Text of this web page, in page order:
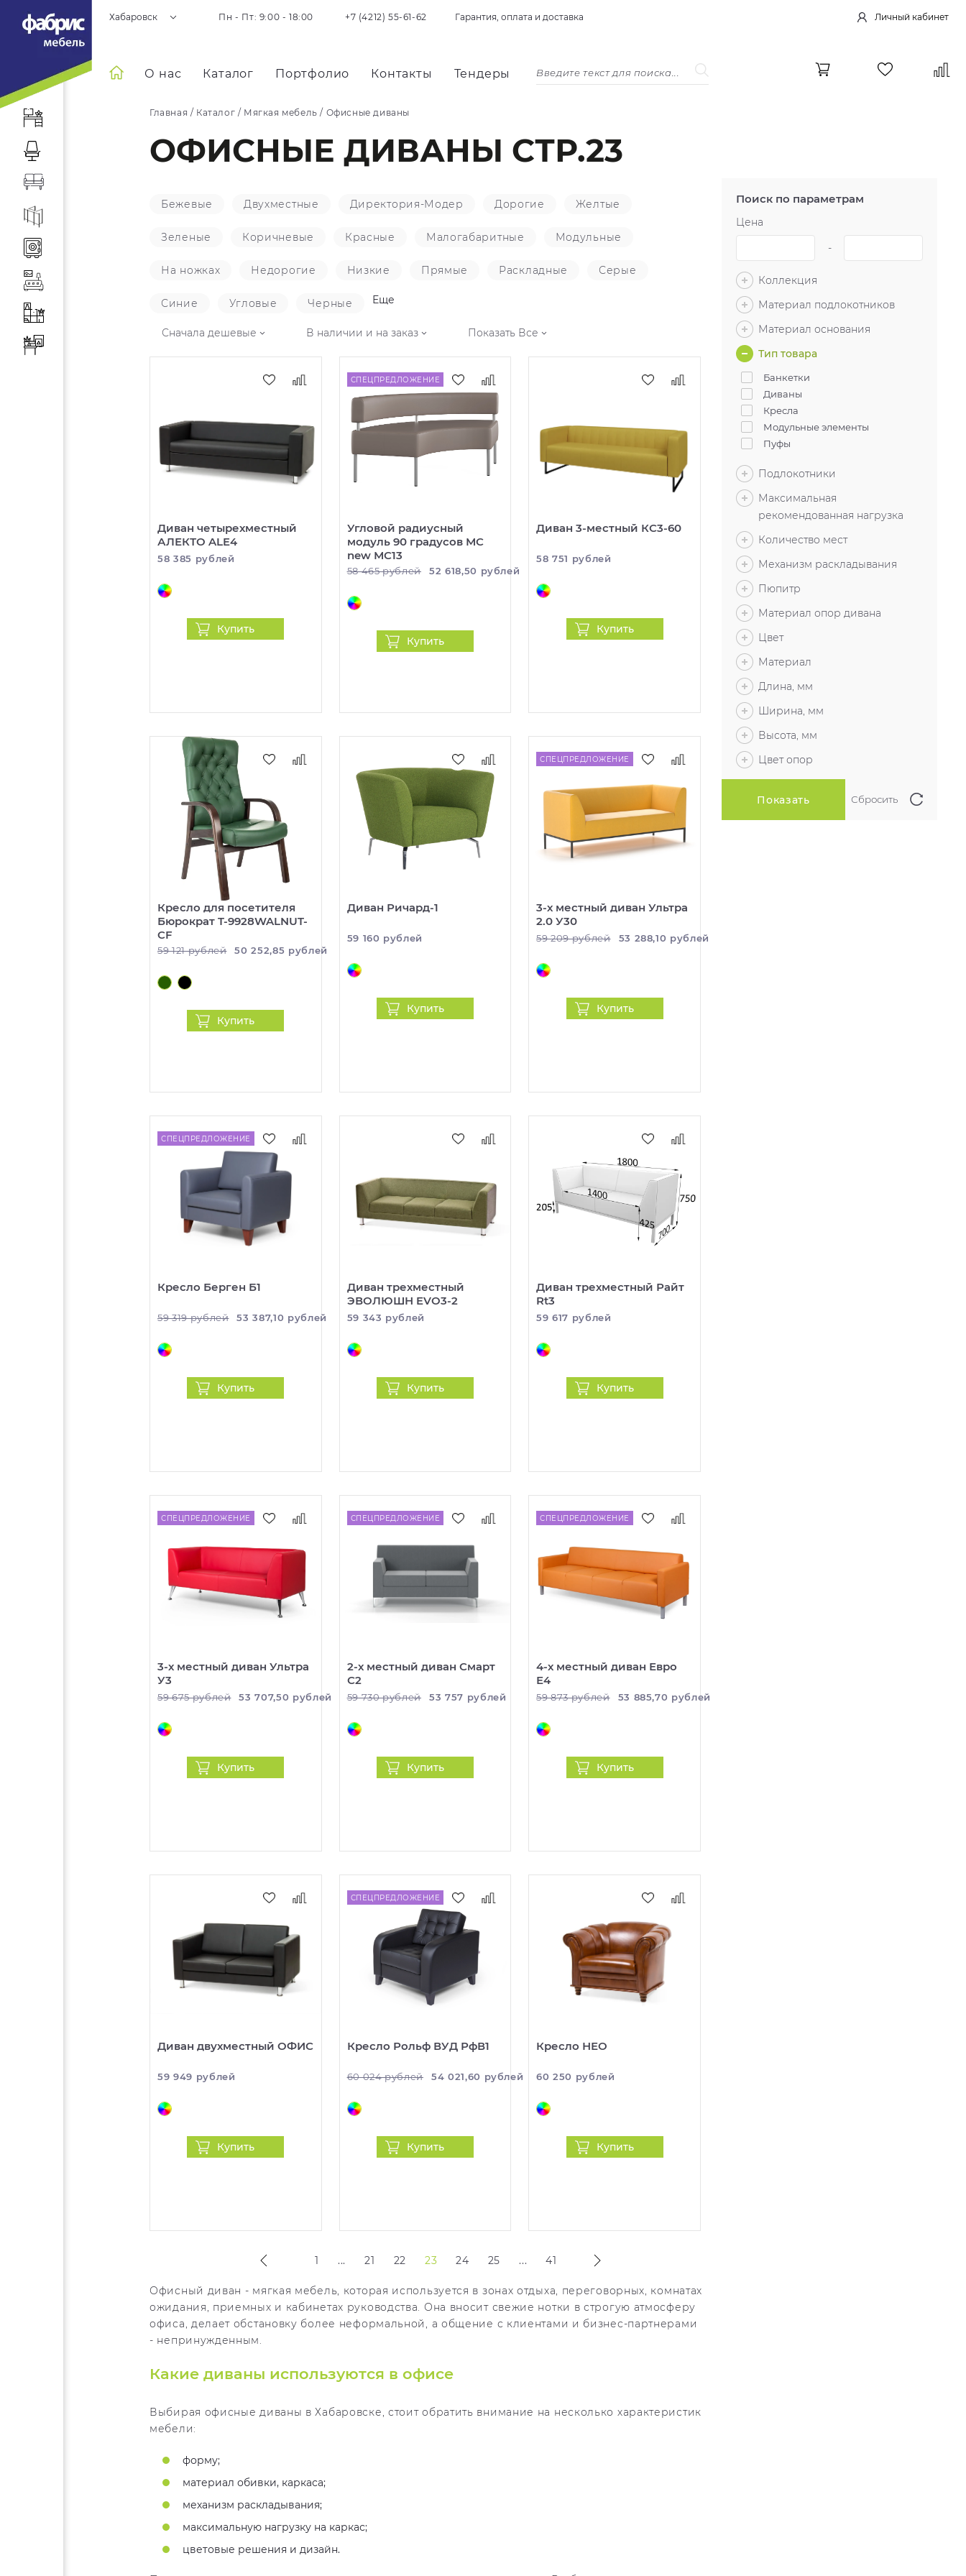
Хабаровск Пн - Пт: 9:00 - 18:00 +7 (4212) 55-61-62 Гарантия, оплата и доставка Личный кабинет
О нас Каталог Портфолио Контакты Тендеры
Главная / Каталог / Мягкая мебель / Офисные диваны
ОФИСНЫЕ ДИВАНЫ СТР.23
Поиск по параметрам
Цена
-
Коллекция
Материал подлокотников
Материал основания
Тип товара
Банкетки
Диваны
Кресла
Модульные элементы
Пуфы
Подлокотники
Максимальная
рекомендованная нагрузка
Количество мест
Механизм раскладывания
Пюпитр
Материал опор дивана
Цвет
Материал
Длина, мм
Ширина, мм
Высота, мм
Цвет опор
Бежевые Двухместные Директория-Модер Дорогие Желтые
Зеленые Коричневые Красные Малогабаритные Модульные
На ножках Недорогие Низкие Прямые Раскладные Серые
Синие Угловые Черные Еще
Сначала дешевые В наличии и на заказ Показать Все
Диван четырехместный
АЛЕКТО ALE4
58 385 рублей
Купить
СПЕЦПРЕДЛОЖЕНИЕ
Угловой радиусный
модуль 90 градусов МС
new МС13
58 465 рублей 52 618,50 рублей
Купить
Диван 3-местный КС3-60
58 751 рублей
Купить
Кресло для посетителя
Бюрократ T-9928WALNUT-
CF
59 121 рублей 50 252,85 рублей
Купить
Диван Ричард-1
59 160 рублей
Купить
СПЕЦПРЕДЛОЖЕНИЕ
3-х местный диван Ультра
2.0 У30
59 209 рублей 53 288,10 рублей
Купить
СПЕЦПРЕДЛОЖЕНИЕ
Кресло Берген Б1
59 319 рублей 53 387,10 рублей
Купить
Диван трехместный
ЭВОЛЮШН EVO3-2
59 343 рублей
Купить
Диван трехместный Райт
Rt3
59 617 рублей
Купить
СПЕЦПРЕДЛОЖЕНИЕ
3-х местный диван Ультра
У3
59 675 рублей 53 707,50 рублей
Купить
СПЕЦПРЕДЛОЖЕНИЕ
2-х местный диван Смарт
С2
59 730 рублей 53 757 рублей
Купить
СПЕЦПРЕДЛОЖЕНИЕ
4-х местный диван Евро
Е4
59 873 рублей 53 885,70 рублей
Купить
Диван двухместный ОФИС
59 949 рублей
Купить
СПЕЦПРЕДЛОЖЕНИЕ
Кресло Рольф ВУД РфВ1
60 024 рублей 54 021,60 рублей
Купить
Кресло НЕО
60 250 рублей
Купить
1 ... 21 22 23 24 25 ... 41
Офисный диван - мягкая мебель, которая используется в зонах отдыха, переговорных, комнатах
ожидания, приемных и кабинетах руководства. Она вносит свежие нотки в строгую атмосферу
офиса, делает обстановку более неформальной, а общение с клиентами и бизнес-партнерами
- непринужденным.
Какие диваны используются в офисе
Выбирая офисные диваны в Хабаровске, стоит обратить внимание на несколько характеристик
мебели:
форму;
материал обивки, каркаса;
механизм раскладывания;
максимальную нагрузку на каркас;
цветовые решения и дизайн.